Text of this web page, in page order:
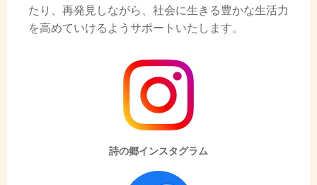
たり、再発見しながら、社会に生きる豊かな生活力
を高めていけるようサポートいたします。
詩の郷インスタグラム